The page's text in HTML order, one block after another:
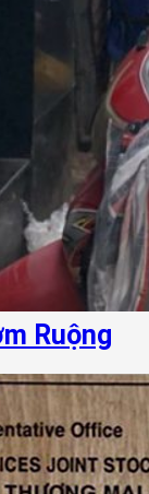
Ruộng